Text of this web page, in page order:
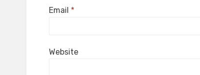
Email *
Website